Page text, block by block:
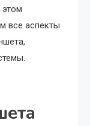
все аспекты